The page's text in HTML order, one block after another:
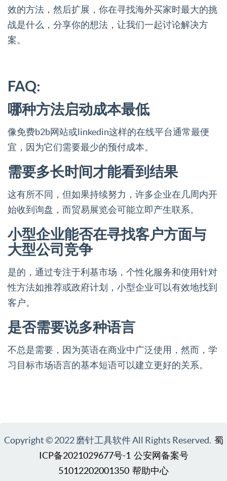
效的方法，然后扩展，你在寻找海外买家时最大的挑
战是什么，分享你的想法，让我们一起讨论解决方
案。
FAQ:
哪种方法启动成本最低
像免费b2b网站或linkedin这样的在线平台通常最便
宜，因为它们需要最少的预付成本。
需要多长时间才能看到结果
这有所不同，但如果持续努力，许多企业在几周内开
始收到询盘，而贸易展览会可能立即产生联系。
小型企业能否在寻找客户方面与
大型公司竞争
是的，通过专注于利基市场，个性化服务和使用针对
性方法如推荐或政府计划，小型企业可以有效地找到
客户。
是否需要说多种语言
不总是需要，因为英语在商业中广泛使用，然而，学
习目标市场语言的基本短语可以建立更好的关系。
Copyright © 2022 磨针工具软件 All Rights Reserved. 蜀
ICP备2021029677号-1 公安网备案号
51012202001350 帮助中心